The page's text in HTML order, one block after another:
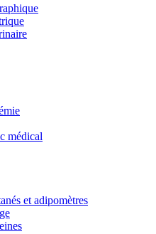
médical
et adipomètres